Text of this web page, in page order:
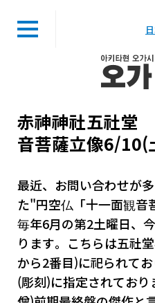
赤神神社五社堂
音菩薩立像6/10(
最近、お問い合わせが
た"円空仏「十一面観音
毎年6月の第2土曜日、
ります。こちらは五社
から2番目)に祀られて
(彫刻)に指定されてお